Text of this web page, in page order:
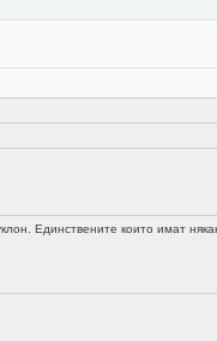
Единствените които имат